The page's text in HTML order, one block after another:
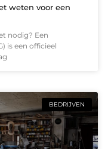
weten voor een
nodig? Een
is een officieel
BEDRIJVEN